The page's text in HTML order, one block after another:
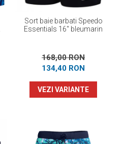
Sort baie barbati Speedo
Essentials 16" bleumarin
168,00 RON
134,40 RON
VEZI VARIANTE